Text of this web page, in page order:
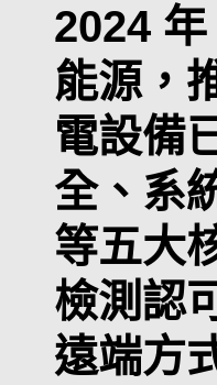
2024
能源，
電設備
全、系
等五大
檢測認
遠端方